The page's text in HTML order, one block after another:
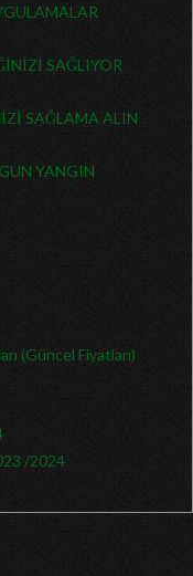
SAĞLIYOR
SAĞLAMA ALIN
YANGIN
(Güncel Fiyatları)
/2024